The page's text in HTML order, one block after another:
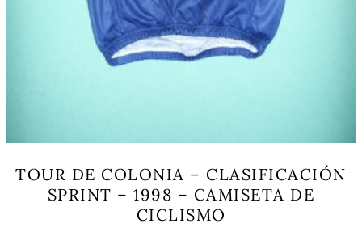
TOUR DE COLONIA – CLASIFICACIÓN
SPRINT – 1998 – CAMISETA DE
CICLISMO